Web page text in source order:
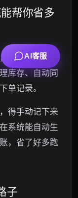
帮你省多
其实不然。正
库存、自动同
单记录。
得手动记下来
系统能自动生
，省了好多跑
子
AI客服